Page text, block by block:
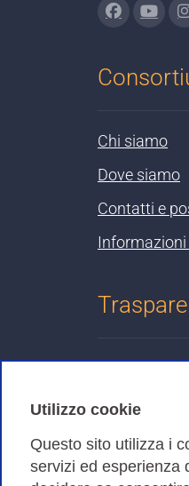
Utilizzo cookie
Questo sito utilizza i
servizi ed esperienza
Chi siamo
Dove siamo
Contatti e
Cookies Policy
Bandi di